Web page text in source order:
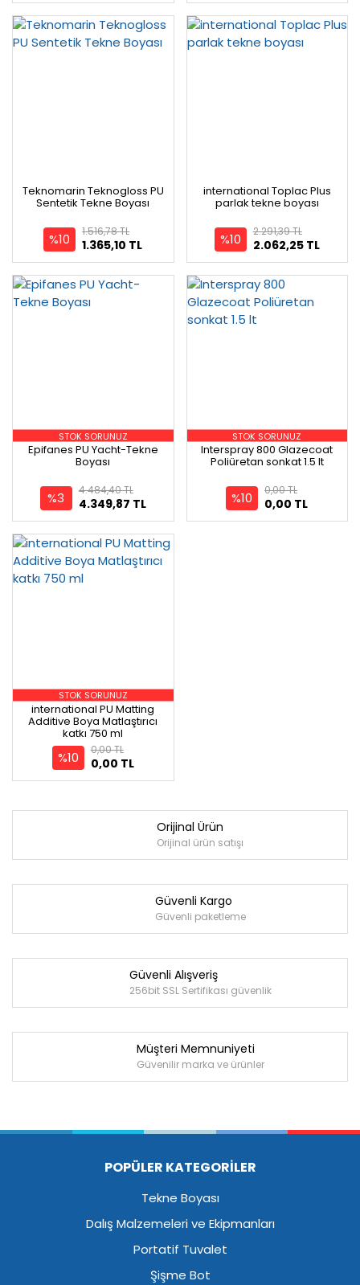
Teknomarin Teknogloss PU
Sentetik Tekne Boyası
%10 1.365,10 TL
1.516,78 TL
international Toplac Plus
parlak tekne boyası
%10 2.062,25 TL
2.291,39 TL
STOK SORUNUZ
Epifanes PU Yacht-Tekne
Boyası
%3 4.349,87 TL
4.484,40 TL
STOK SORUNUZ
Interspray 800 Glazecoat
Poliüretan sonkat 1.5 lt
%10 0,00 TL
0,00 TL
STOK SORUNUZ
international PU Matting
Additive Boya Matlaştırıcı
katkı 750 ml
%10 0,00 TL
0,00 TL
Orijinal Ürün
Orijinal ürün satışı
Güvenli Kargo
Güvenli paketleme
Güvenli Alışveriş
256bit SSL Sertifikası güvenlik
Müşteri Memnuniyeti
Güvenilir marka ve ürünler
POPÜLER KATEGORİLER
Tekne Boyası
Dalış Malzemeleri ve Ekipmanları
Portatif Tuvalet
Şişme Bot